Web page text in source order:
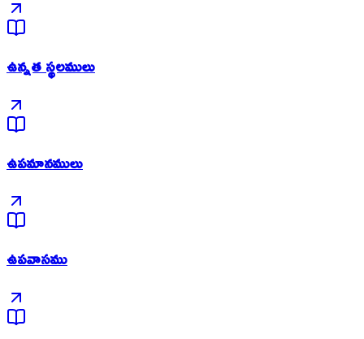
ఉన్నత స్థలములు
ఉపమానములు
ఉపవాసము